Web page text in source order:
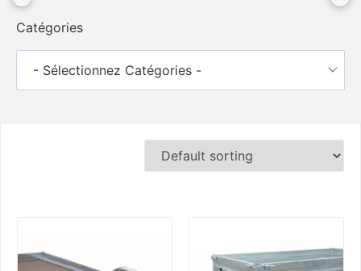
Catégories
- Sélectionnez Catégories -